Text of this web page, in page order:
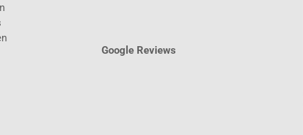
Google Reviews